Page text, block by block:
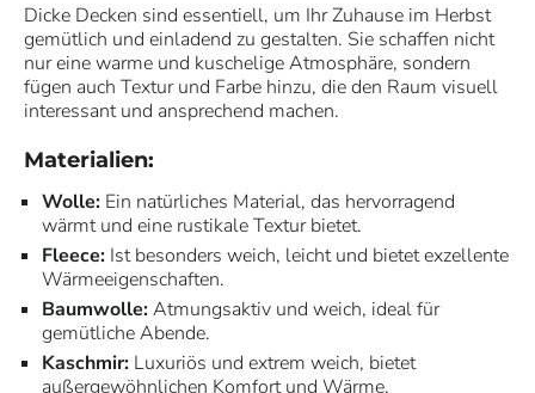
Dicke Decken sind essentiell, um Ihr Zuhause im Herbst
gemütlich und einladend zu gestalten. Sie schaffen nicht
nur eine warme und kuschelige Atmosphäre, sondern
fügen auch Textur und Farbe hinzu, die den Raum visuell
interessant und ansprechend machen.
Materialien:
Wolle: Ein natürliches Material, das hervorragend
wärmt und eine rustikale Textur bietet.
Fleece: Ist besonders weich, leicht und bietet exzellente
Wärmeeigenschaften.
Baumwolle:Atmungsaktiv und weich, ideal für
gemütliche Abende.
Kaschmir: Luxuriös und extrem weich, bietet
außergewöhnlichen Komfort und Wärme.